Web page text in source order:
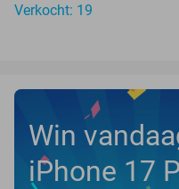
Verkocht: 19
Win
iPhone 17